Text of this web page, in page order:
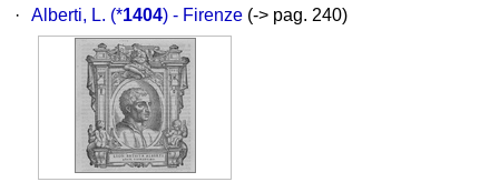
·
Alberti, L. (*1404) - Firenze (-> pag. 240)